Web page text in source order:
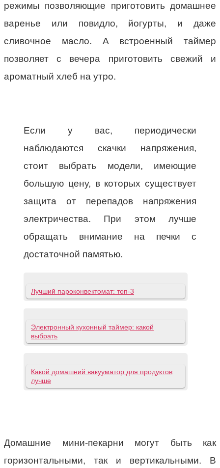
режимы позволяющие приготовить домашнее
варенье или повидло, йогурты, и даже
сливочное масло. А встроенный таймер
позволяет с вечера приготовить свежий и
ароматный хлеб на утро.
Если у вас, периодически
наблюдаются скачки напряжения,
стоит выбрать модели, имеющие
большую цену, в которых существует
защита от перепадов напряжения
электричества. При этом лучше
обращать внимание на печки с
достаточной памятью.
Лучший пароконвектомат: топ-3
Электронный кухонный таймер: какой
выбрать
Какой домашний вакууматор для продуктов
лучше
Домашние мини-пекарни могут быть как
горизонтальными, так и вертикальными. В